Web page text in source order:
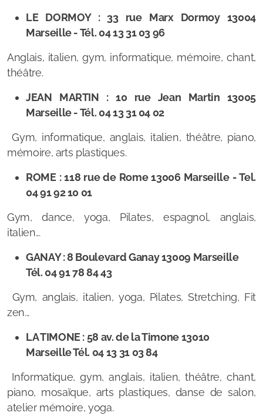
LE DORMOY : 33 rue Marx Dormoy 13004
Marseille - Tél. 04 13 31 03 96
Anglais, italien, gym, informatique, mémoire, chant,
théâtre.
JEAN MARTIN : 10 rue Jean Martin 13005
Marseille - Tél. 04 13 31 04 02
Gym, informatique, anglais, italien, théâtre, piano,
mémoire, arts plastiques.
ROME : 118 rue de Rome 13006 Marseille - Tel.
04 91 92 10 01
Gym, dance, yoga, Pilates, espagnol, anglais,
italien...
GANAY : 8 Boulevard Ganay 13009 Marseille
Tél. 04 91 78 84 43
Gym, anglais, italien, yoga, Pilates, Stretching, Fit
zen...
LA TIMONE : 58 av. de la Timone 13010
Marseille Tél. 04 13 31 03 84
Informatique, gym, anglais, italien, théâtre, chant,
piano, mosaïque, arts plastiques, danse de salon,
atelier mémoire, yoga.